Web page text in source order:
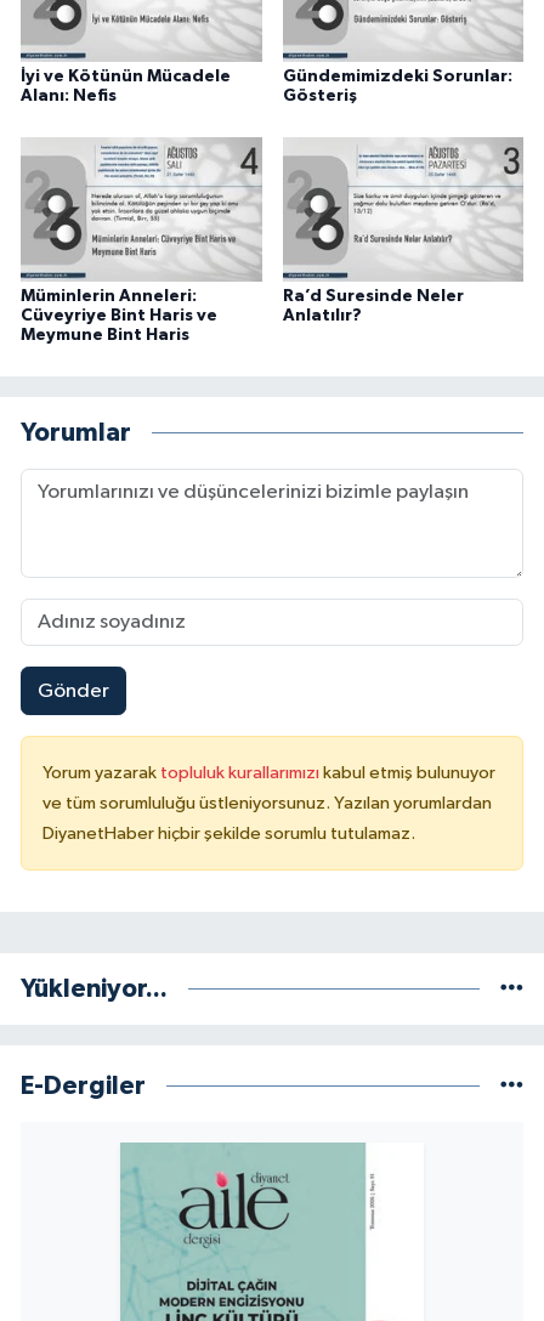
İyi ve Kötünün Mücadele
Alanı: Nefis
Gündemimizdeki Sorunlar:
Gösteriş
Müminlerin Anneleri:
Cüveyriye Bint Haris ve
Meymune Bint Haris
Ra’d Suresinde Neler
Anlatılır?
Yorumlar
Gönder
Yorum yazarak topluluk kurallarımızı kabul etmiş bulunuyor
ve tüm sorumluluğu üstleniyorsunuz. Yazılan yorumlardan
DiyanetHaber hiçbir şekilde sorumlu tutulamaz.
Yükleniyor...
E-Dergiler
Karaman Müftülüğü
Kars Müftülüğü
Kastamonu Müftülüğü
Kayseri Müftülüğü
Kilis Müftülüğü
Kırıkkale Müftülüğü
Kırşehir Müftülüğü
Malatya Müftülüğü
Manisa Müftülüğü
Mardin Müftülüğü
Nevşehir Müftülüğü
Niğde Müftülüğü
Ordu Müftülüğü
Osmaniye Müftülüğü